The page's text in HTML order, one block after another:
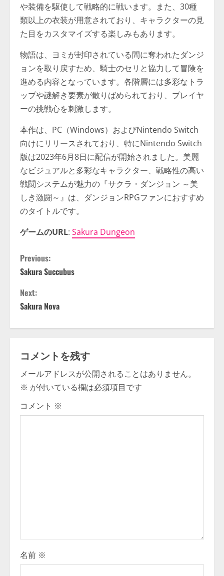
や装備を駆使して戦略的に戦います。また、30種
類以上の衣装が用意されており、キャラクターの見
た目をカスタマイズする楽しみもあります。
物語は、ヨミが封印されている間に奪われたダンジ
ョンを取り戻すため、騎士のセリと協力して冒険を
進める内容となっています。各階層には多彩なトラ
ップや謎解き要素が散りばめられており、プレイヤ
ーの挑戦心を刺激します。
本作は、PC（Windows）およびNintendo Switch
向けにリリースされており、特にNintendo Switch
版は2023年6月8日に配信が開始されました。美麗
なビジュアルと多彩なキャラクター、戦略性の高い
戦闘システムが魅力の『サクラ・ダンジョン ～美
しき激闘～』は、ダンジョンRPGファンにおすすめ
のタイトルです。
ゲームのURL: Sakura Dungeon
C
o
n
t
n
u
e
n
g
Previous:
Sakura Succubus
Next:
Sakura Nova
コメントを残す
メールアドレスが公開されることはありません。
※ が付いている欄は必須項目です
コメント ※
名前 ※